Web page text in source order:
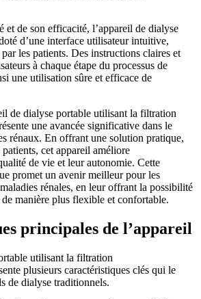
et de son efficacité, l’appareil de dialyse
d’une interface utilisateur intuitive,
les patients. Des instructions claires et
à chaque étape du processus de
une utilisation sûre et efficace de
de dialyse portable utilisant la filtration
une avancée significative dans le
rénaux. En offrant une solution pratique,
cet appareil améliore
de vie et leur autonomie. Cette
promet un avenir meilleur pour les
rénales, en leur offrant la possibilité
manière plus flexible et confortable.
principales de l’appareil
utilisant la filtration
plusieurs caractéristiques clés qui le
de dialyse traditionnels.